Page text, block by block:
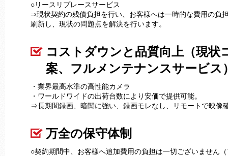
○リースリプレースサービス
⇒現状契約の残債負担を行い、お客様へは一時的な費用の負
刷新し、現状の問題点を解決を行います。
コストダウンと品質向上（現状
案、フルメンテナンスサービス
・業界最高水準の高性能カメラ
・ワールドワイドの出荷台数により安価で提供可能。
⇒長期間録画、暗闇に強い、録画モレなし、リモートで映像
万全の保守体制
○契約期間中、お客様へ追加費用の負担は一切ございません